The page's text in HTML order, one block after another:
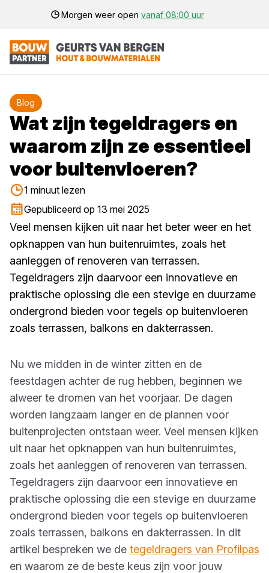
Morgen weer open vanaf 08:00 uur
Blog
Wat zijn tegeldragers en
waarom zijn ze essentieel
voor buitenvloeren?
1 minuut lezen
Gepubliceerd op 13 mei 2025
Veel mensen kijken uit naar het beter weer en het
opknappen van hun buitenruimtes, zoals het
aanleggen of renoveren van terrassen.
Tegeldragers zijn daarvoor een innovatieve en
praktische oplossing die een stevige en duurzame
ondergrond bieden voor tegels op buitenvloeren
zoals terrassen, balkons en dakterrassen.
Nu we midden in de winter zitten en de
feestdagen achter de rug hebben, beginnen we
alweer te dromen van het voorjaar. De dagen
worden langzaam langer en de plannen voor
buitenprojecten ontstaan weer. Veel mensen kijken
uit naar het opknappen van hun buitenruimtes,
zoals het aanleggen of renoveren van terrassen.
Tegeldragers zijn daarvoor een innovatieve en
praktische oplossing die een stevige en duurzame
ondergrond bieden voor tegels op buitenvloeren
zoals terrassen, balkons en dakterrassen. In dit
artikel bespreken we de tegeldragers van Profilpas
en waarom ze de beste keus zijn voor jouw